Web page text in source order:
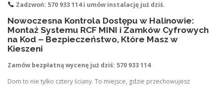
Zadzwoń: 570 933 114 i umów instalację już dziś.
Nowoczesna Kontrola Dostępu w Halinowie:
Montaż Systemu RCF MINI i Zamków Cyfrowych
na Kod – Bezpieczeństwo, Które Masz w
Kieszeni
Zamów bezpłatną wycenę już dziś: 570 933 114
Dom to nie tylko cztery ściany. To miejsce, gdzie przechowujesz